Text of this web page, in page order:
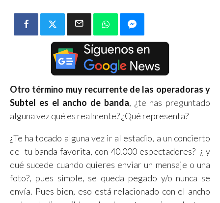
Otro término muy recurrente de las operadoras y
Subtel es el ancho de banda, ¿te has preguntado
alguna vez qué es realmente? ¿Qué representa?
¿Te ha tocado alguna vez ir al estadio, a un concierto
de tu banda favorita, con 40.000 espectadores? ¿ y
qué sucede cuando quieres enviar un mensaje o una
foto?, pues simple, se queda pegado y/o nunca se
envía. Pues bien, eso está relacionado con el ancho